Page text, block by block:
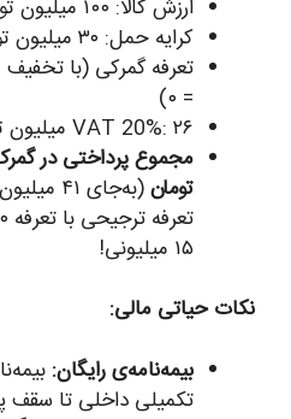
ارزش کالا: ۱۰۰ میلیون تومان
کرایه حمل: ۳۰ میلیون تومان (ارزش CIF=130)
= ۰)
VAT 20%: ۲۶ میلیون تومان.
تومان
(به‌جای
۱۵ میلیونی!
نکات حیاتی مالی:
بیمه‌نامه‌ی رایگان: